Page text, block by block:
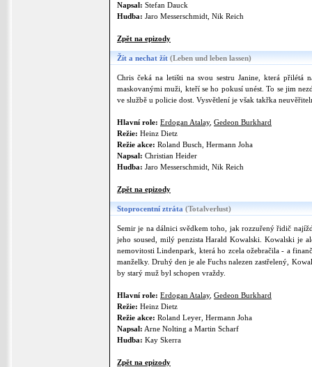
Napsal: Stefan Dauck
Hudba: Jaro Messerschmidt, Nik Reich
Zpět na epizody
Žít a nechat žít (Leben und leben lassen)
Chris čeká na letišti na svou sestru Janine, která
maskovanými muži, kteří se ho pokusí unést. To se jim
ve službě u policie dost. Vysvětlení je však takřka
Hlavní role: Erdogan Atalay, Gedeon Burkhard
Režie: Heinz Dietz
Režie akce: Roland Busch, Hermann Joha
Napsal: Christian Heider
Hudba: Jaro Messerschmidt, Nik Reich
Zpět na epizody
Stoprocentní ztráta (Totalverlust)
Semir je na dálnici svědkem toho, jak rozzuřený řidič
jeho soused, milý penzista Harald Kowalski. Kowalski je
nemovitosti Lindenpark, která ho zcela ožebračila - a
manželky. Druhý den je ale Fuchs nalezen zastřelený,
by starý muž byl schopen vraždy.
Hlavní role: Erdogan Atalay, Gedeon Burkhard
Režie: Heinz Dietz
Režie akce: Roland Leyer, Hermann Joha
Napsal: Arne Nolting a Martin Scharf
Hudba: Kay Skerra
Zpět na epizody